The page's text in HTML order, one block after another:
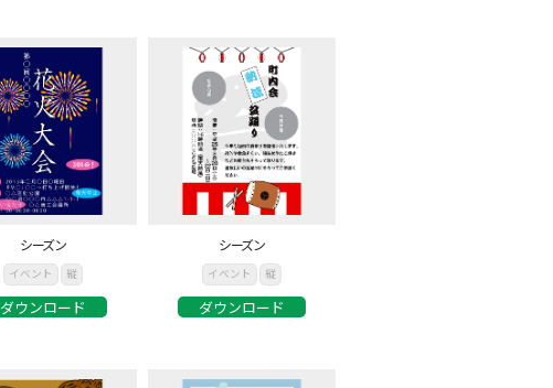
シーズン
イベント 縦
ダウンロード
シーズン
イベント 縦
ダウンロード